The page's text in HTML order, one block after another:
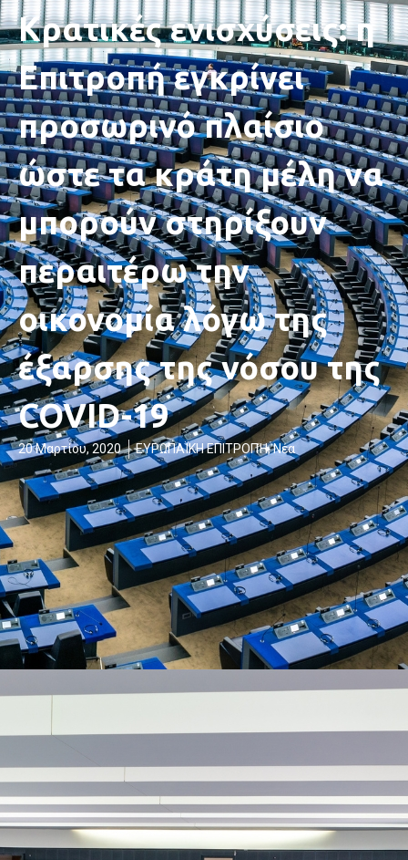
Κρατικές ενισχύσεις: η
Επιτροπή εγκρίνει
προσωρινό πλαίσιο
ώστε τα κράτη μέλη να
μπορούν στηρίξουν
περαιτέρω την
οικονομία λόγω της
έξαρσης της νόσου της
COVID-19
20 Μαρτίου, 2020 ΕΥΡΩΠΑΪΚΗ ΕΠΙΤΡΟΠΉ,Νέα